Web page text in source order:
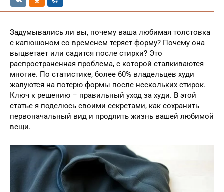
Задумывались ли вы, почему ваша любимая толстовка
с капюшоном со временем теряет форму? Почему она
выцветает или садится после стирки? Это
распространенная проблема, с которой сталкиваются
многие. По статистике, более 60% владельцев худи
жалуются на потерю формы после нескольких стирок.
Ключ к решению – правильный уход за худи. В этой
статье я поделюсь своими секретами, как сохранить
первоначальный вид и продлить жизнь вашей любимой
вещи.